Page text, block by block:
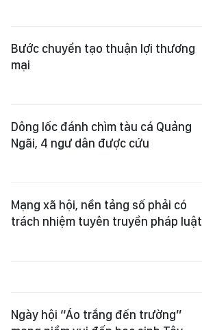
Bước chuyển tạo thuận lợi thương
mại
Dông lốc đánh chìm tàu cá Quảng
Ngãi, 4 ngư dân được cứu
Mạng xã hội, nền tảng số phải có
trách nhiệm tuyên truyền pháp luật
Ngày hội “Áo trắng đến trường”